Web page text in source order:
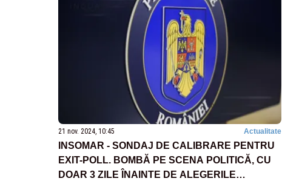
21 nov. 2024, 10:45 Actualitate
INSOMAR - SONDAJ DE CALIBRARE PENTRU
EXIT-POLL. BOMBĂ PE SCENA POLITICĂ, CU
DOAR 3 ZILE ÎNAINTE DE ALEGERILE